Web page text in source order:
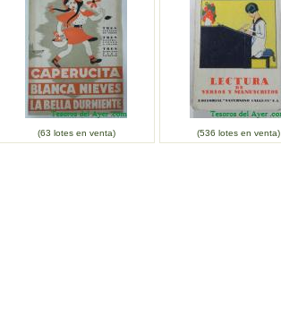
(63 lotes en venta) (536 lotes en venta)